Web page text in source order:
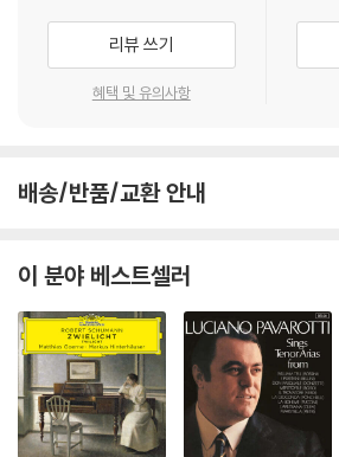
리뷰 쓰기
혜택 및 유의사항
배송/반품/교환 안내
이 분야 베스트셀러